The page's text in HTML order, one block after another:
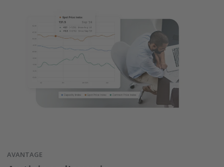
AVANTAGE